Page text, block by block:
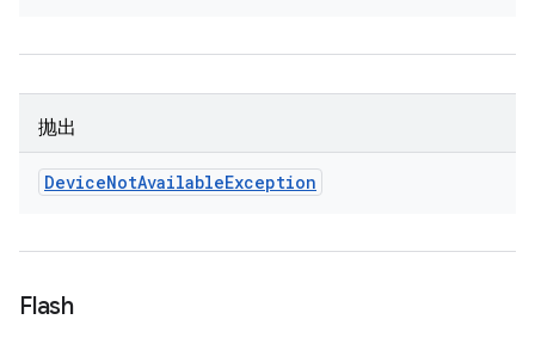
抛出
DeviceNotAvailableException
Flash